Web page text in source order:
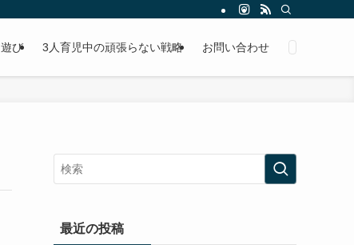
遊び 3人育児中の頑張らない戦略 お問い合わせ
最近の投稿